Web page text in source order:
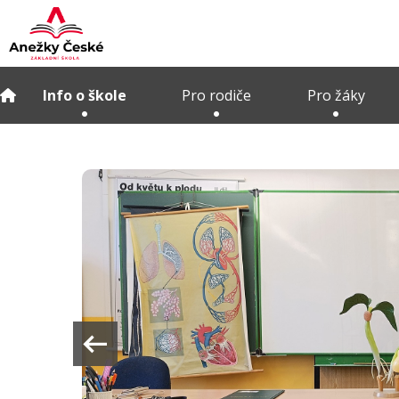
Info o škole Pro rodiče Pro žáky
arrow_left_alt